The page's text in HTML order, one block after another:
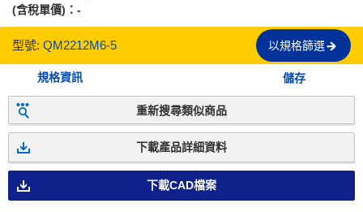
(含稅單價)： -
型號: QM2212M6-5 以規格篩選
規格資訊 儲存
重新搜尋類似商品
下載產品詳細資料
下載CAD檔案